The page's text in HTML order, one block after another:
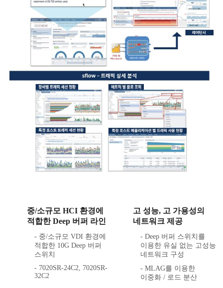
중/소규모 HCI 환경에
적합한 Deep 버퍼 라인
- 중/소규모 VDI 환경에
적합한 10G Deep 버퍼
스위치
- 7020SR-24C2, 7020SR-
32C2
고 성능, 고 가용성의
네트워크 제공
- Deep 버퍼 스위치를
이용한 유실 없는 고성능
네트워크 구성
- MLAG를 이용한
이중화 / 로드 분산